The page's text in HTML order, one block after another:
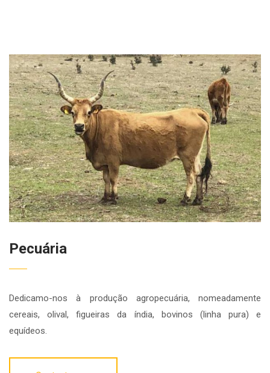
Pecuária
Dedicamo-nos à produção agropecuária, nomeadamente
cereais, olival, figueiras da índia, bovinos (linha pura) e
equídeos.